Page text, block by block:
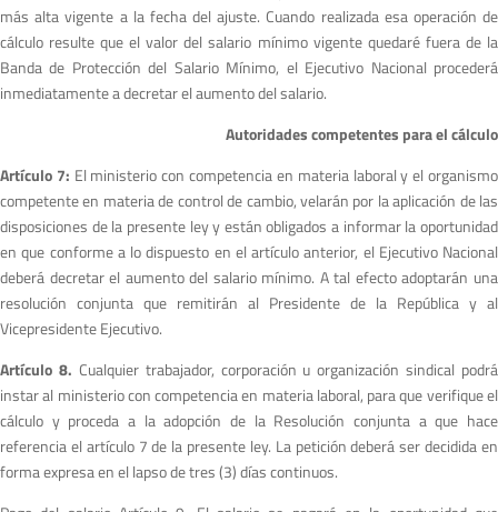
más alta vigente a la fecha del ajuste. Cuando realizada esa operación de
cálculo resulte que el valor del salario mínimo vigente quedaré fuera de la
Banda de Protección del Salario Mínimo, el Ejecutivo Nacional procederá
inmediatamente a decretar el aumento del salario.
Autoridades competentes para el cálculo
Artículo 7: El ministerio con competencia en materia laboral y el organismo
competente en materia de control de cambio, velarán por la aplicación de las
disposiciones de la presente ley y están obligados a informar la oportunidad
en que conforme a lo dispuesto en el artículo anterior, el Ejecutivo Nacional
deberá decretar el aumento del salario mínimo. A tal efecto adoptarán una
resolución conjunta que remitirán al Presidente de la República y al
Vicepresidente Ejecutivo.
Artículo 8. Cualquier trabajador, corporación u organización sindical podrá
instar al ministerio con competencia en materia laboral, para que verifique el
cálculo y proceda a la adopción de la Resolución conjunta a que hace
referencia el artículo 7 de la presente ley. La petición deberá ser decidida en
forma expresa en el lapso de tres (3) días continuos.